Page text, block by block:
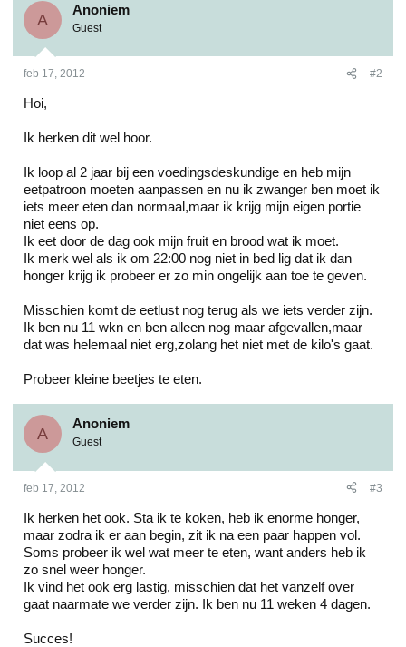
A
Anoniem
Guest
feb 17, 2012 #2
Hoi,
Ik herken dit wel hoor.
Ik loop al 2 jaar bij een voedingsdeskundige en heb mijn
eetpatroon moeten aanpassen en nu ik zwanger ben moet ik
iets meer eten dan normaal,maar ik krijg mijn eigen portie
niet eens op.
Ik eet door de dag ook mijn fruit en brood wat ik moet.
Ik merk wel als ik om 22:00 nog niet in bed lig dat ik dan
honger krijg ik probeer er zo min ongelijk aan toe te geven.
Misschien komt de eetlust nog terug als we iets verder zijn.
Ik ben nu 11 wkn en ben alleen nog maar afgevallen,maar
dat was helemaal niet erg,zolang het niet met de kilo's gaat.
Probeer kleine beetjes te eten.
A
Anoniem
Guest
feb 17, 2012 #3
Ik herken het ook. Sta ik te koken, heb ik enorme honger,
maar zodra ik er aan begin, zit ik na een paar happen vol.
Soms probeer ik wel wat meer te eten, want anders heb ik
zo snel weer honger.
Ik vind het ook erg lastig, misschien dat het vanzelf over
gaat naarmate we verder zijn. Ik ben nu 11 weken 4 dagen.
Succes!